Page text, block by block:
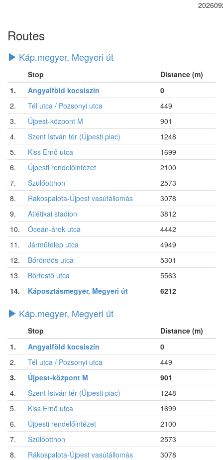
Routes
Káp.megyer, Megyeri út
Stop
Distance (m)
1.
Angyalföld kocsiszín
0
2.
Tél utca / Pozsonyi utca
449
3.
Újpest-központ M
901
4.
Szent István tér (Újpesti piac)
1248
5.
Kiss Ernő utca
1699
6.
Újpesti rendelőintézet
2100
7.
Szülőotthon
2573
8.
Rákospalota-Újpest vasútállomás
3078
9.
Atlétikai stadion
3812
10.
Óceán-árok utca
4442
11.
Járműtelep utca
4949
12.
Bőröndös utca
5301
13.
Bőrfestő utca
5563
14.
Káposztásmegyer, Megyeri út 6212
Káp.megyer, Megyeri út
Stop
Distance (m)
1.
Angyalföld kocsiszín
0
2.
Tél utca / Pozsonyi utca
449
3.
Újpest-központ M
901
4.
Szent István tér (Újpesti piac)
1248
5.
Kiss Ernő utca
1699
6.
Újpesti rendelőintézet
2100
7.
Szülőotthon
2573
8.
Rákospalota-Újpest vasútállomás
3078